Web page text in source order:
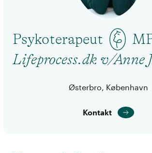
Psykoterapeut
Lifeprocess.dk v/Anne
Østerbro, København
Kontakt